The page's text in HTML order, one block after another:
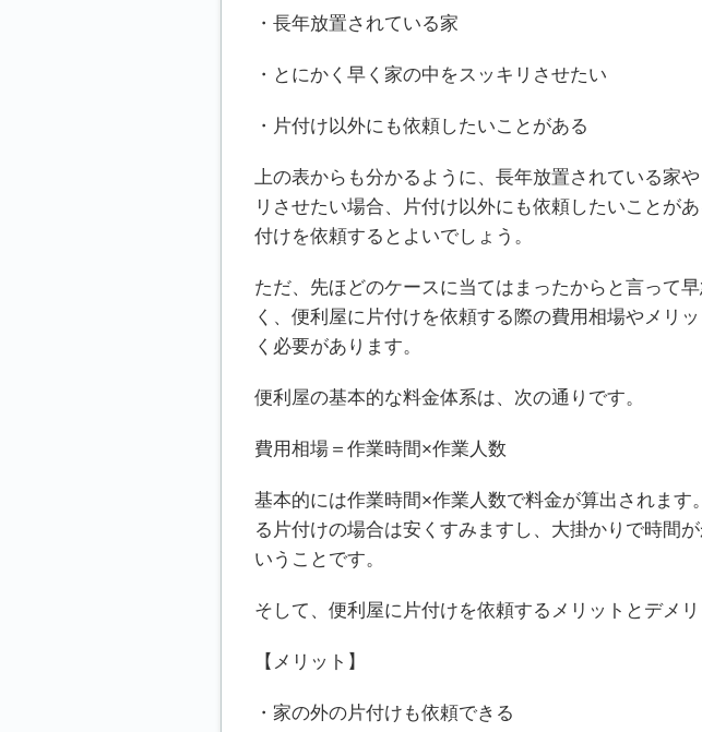
・長年放置されている家
・とにかく早く家の中をスッキリさせたい
・片付け以外にも依頼したいことがある
上の表からも分かるように、長年放置されている家
リさせたい場合、片付け以外にも依頼したいことが
付けを依頼するとよいでしょう。
ただ、先ほどのケースに当てはまったからと言って
く、便利屋に片付けを依頼する際の費用相場やメリ
く必要があります。
便利屋の基本的な料金体系は、次の通りです。
費用相場＝作業時間×作業人数
基本的には作業時間×作業人数で料金が算出されます
る片付けの場合は安くすみますし、大掛かりで時間
いうことです。
そして、便利屋に片付けを依頼するメリットとデメリ
【メリット】
・家の外の片付けも依頼できる